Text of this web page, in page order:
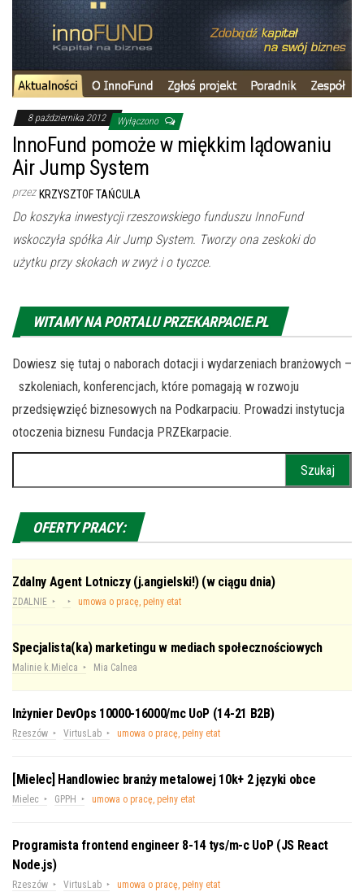
8 października 2012 Wyłączono
InnoFund pomoże w miękkim lądowaniu
Air Jump System
przez KRZYSZTOF TAŃCULA
Do koszyka inwestycji rzeszowskiego funduszu InnoFund
wskoczyła spółka Air Jump System. Tworzy ona zeskoki do
użytku przy skokach w zwyż i o tyczce.
WITAMY NA PORTALU PRZEKARPACIE.PL
Dowiesz się tutaj o naborach dotacji i wydarzeniach branżowych –
szkoleniach, konferencjach, które pomagają w rozwoju
przedsięwzięć biznesowych na Podkarpaciu. Prowadzi instytucja
otoczenia biznesu Fundacja PRZEkarpacie.
OFERTY PRACY:
Zdalny Agent Lotniczy (j.angielski!) (w ciągu dnia)
ZDALNIE umowa o pracę, pełny etat
Specjalista(ka) marketingu w mediach społecznościowych
Malinie k.Mielca Mia Calnea
Inżynier DevOps 10000-16000/mc UoP (14-21 B2B)
Rzeszów VirtusLab umowa o pracę, pełny etat
[Mielec] Handlowiec branży metalowej 10k+ 2 języki obce
Mielec GPPH umowa o pracę, pełny etat
Programista frontend engineer 8-14 tys/m-c UoP (JS React
Node.js)
Rzeszów VirtusLab umowa o pracę, pełny etat